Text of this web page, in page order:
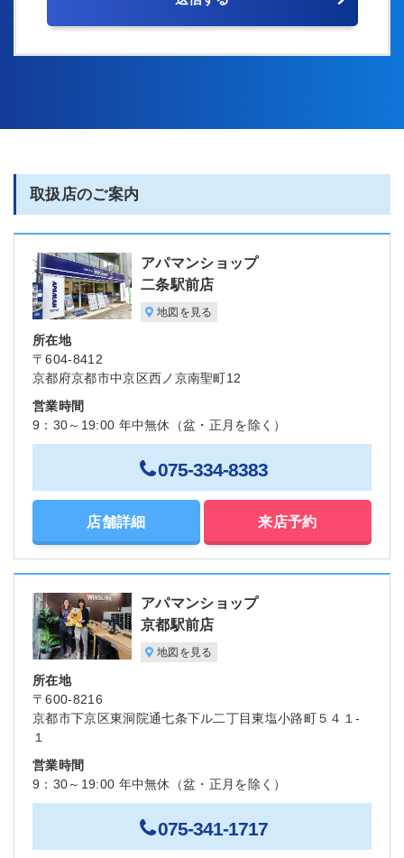
取扱店のご案内
アパマンショップ
二条駅前店
地図を見る
所在地
〒604-8412
京都府京都市中京区西ノ京南聖町12
営業時間
9：30～19:00 年中無休（盆・正月を除く）
075-334-8383
店舗詳細 来店予約
アパマンショップ
京都駅前店
地図を見る
所在地
〒600-8216
京都市下京区東洞院通七条下ル二丁目東塩小路町５４１-
１
営業時間
9：30～19:00 年中無休（盆・正月を除く）
075-341-1717